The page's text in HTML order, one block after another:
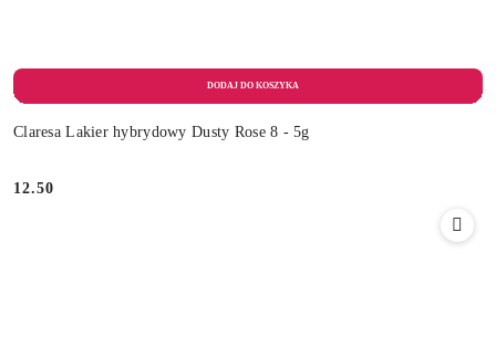
Claresa Lakier hybrydowy Dusty Rose 8 - 5g
Cena:
12.50